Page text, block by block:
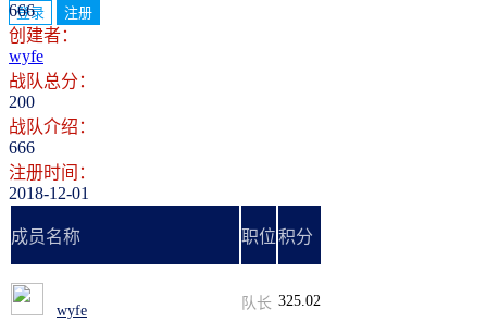
登录 注册
666
创建者：
wyfe
战队总分：
200
战队介绍：
666
注册时间：
2018-12-01
成员名称 职位积分
wyfe 队长 325.02